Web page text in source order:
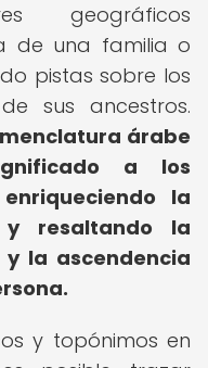
geográficos
de una familia o
pistas sobre los
sus ancestros.
árabe
a los
la
y resaltando la
la ascendencia
y topónimos en